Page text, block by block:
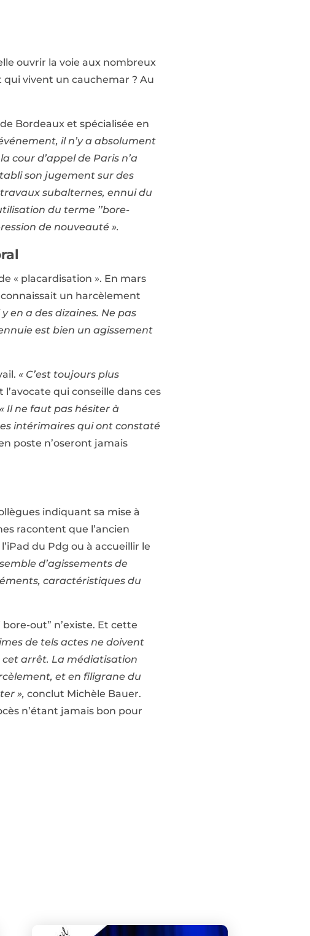
ouvrir la voie aux nombreux
qui vivent un cauchemar ? Au
Bordeaux et spécialisée en
il n’y a absolument
cour d’appel de Paris n’a
son jugement sur des
subalternes, ennui du
du terme ’’bore-
de nouveauté ».
« placardisation ». En mars
un harcèlement
en a des dizaines. Ne pas
est bien un agissement
« C’est toujours plus
qui conseille dans ces
« Il ne faut pas hésiter à
intérimaires qui ont constaté
poste n’oseront jamais
indiquant sa mise à
racontent que l’ancien
du Pdg ou à accueillir le
d’agissements de
caractéristiques du
out” n’existe. Et cette
de tels actes ne doivent
cet arrêt. La médiatisation
et en filigrane du
», conclut Michèle Bauer.
n’étant jamais bon pour